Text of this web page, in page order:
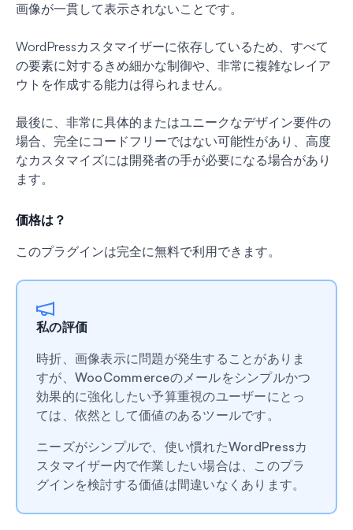
画像が一貫して表示されないことです。
WordPressカスタマイザーに依存しているため、すべて
の要素に対するきめ細かな制御や、非常に複雑なレイア
ウトを作成する能力は得られません。
最後に、非常に具体的またはユニークなデザイン要件の
場合、完全にコードフリーではない可能性があり、高度
なカスタマイズには開発者の手が必要になる場合があり
ます。
価格は？
このプラグインは完全に無料で利用できます。
私の評価
時折、画像表示に問題が発生することがありま
すが、WooCommerceのメールをシンプルかつ
効果的に強化したい予算重視のユーザーにとっ
ては、依然として価値のあるツールです。
ニーズがシンプルで、使い慣れたWordPressカ
スタマイザー内で作業したい場合は、このプラ
グインを検討する価値は間違いなくあります。